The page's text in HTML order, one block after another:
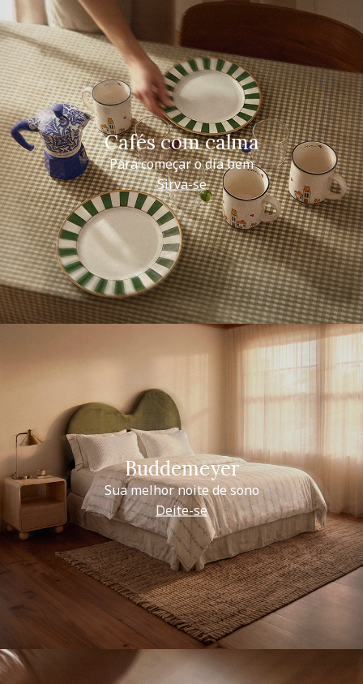
Cafés com calma
Para começar o dia bem
Sirva-se
Buddemeyer
Sua melhor noite de sono
Deite-se